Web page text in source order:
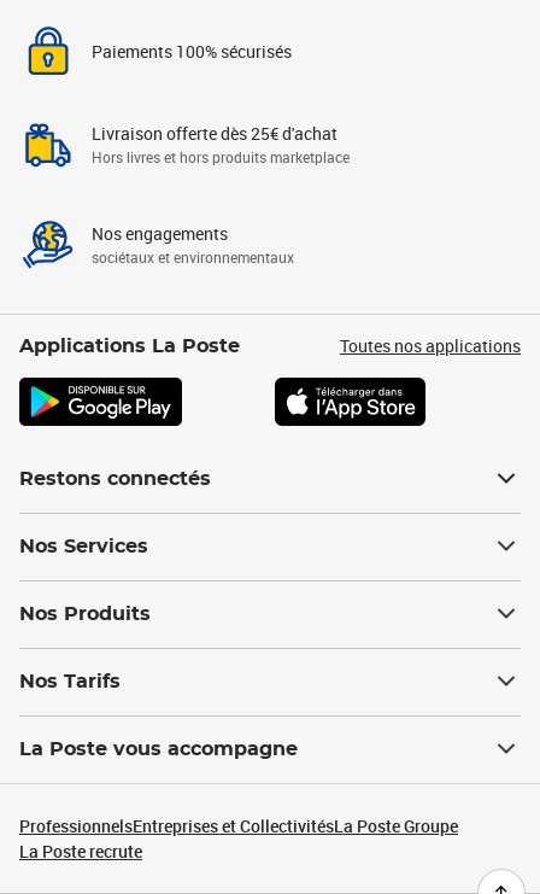
Paiements 100% sécurisés
Livraison offerte dès 25€ d'achat
Hors livres et hors produits marketplace
Nos engagements
sociétaux et environnementaux
Applications La Poste Toutes nos applications
Restons connectés
Nos Services
Nos Produits
Nos Tarifs
La Poste vous accompagne
ProfessionnelsEntreprises et CollectivitésLa Poste Groupe
La Poste recrute